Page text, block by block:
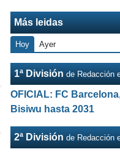
Más leidas
Hoy Ayer
1ª División de Redacción
OFICIAL: FC
Bisiwu hasta 2031
2ª División de Redacción